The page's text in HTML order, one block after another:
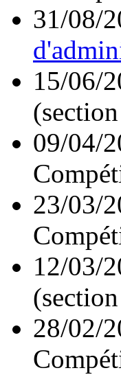
31/08/
15/06/
09/04/
23/03/
12/03/
28/02/